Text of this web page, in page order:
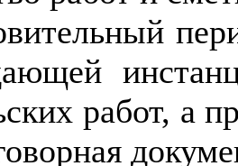
ьный
инстан
х работ, ап
ворная док